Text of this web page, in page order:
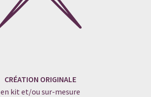
CRÉATION ORIGINALE
en kit et/ou sur-mesure